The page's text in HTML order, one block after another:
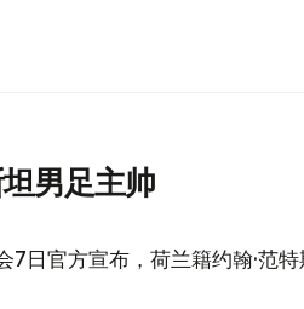
男足主帅
7日官方宣布，荷兰籍约翰·范